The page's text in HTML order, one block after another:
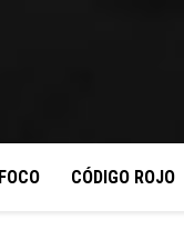
CÓDIGO ROJO